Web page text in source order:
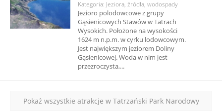
Kategoria: Jeziora, źródła, wodospady
Jezioro polodowcowe z grupy
Gąsienicowych Stawów w Tatrach
Wysokich. Położone na wysokości
1624 m n.p.m. w cyrku lodowcowym.
Jest największym jeziorem Doliny
Gąsienicowej. Woda w nim jest
przezroczysta,...
Pokaż wszystkie atrakcje w Tatrzański Park Narodowy